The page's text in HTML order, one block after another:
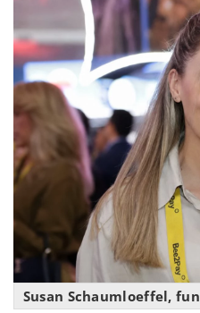
Susan Schaumloeffel,